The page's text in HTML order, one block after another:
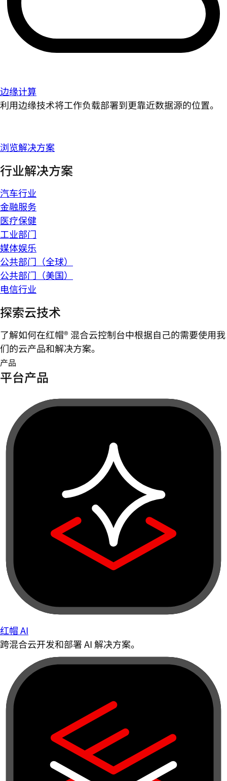
边缘计算
利用边缘技术将工作负载部署到更靠近数据源的位置。
浏览解决方案
行业解决方案
汽车行业
金融服务
医疗保健
工业部门
媒体娱乐
公共部门（全球）
公共部门（美国）
电信行业
探索云技术
了解如何在红帽® 混合云控制台中根据自己的需要使用我
们的云产品和解决方案。
产品
平台产品
红帽 AI
跨混合云开发和部署 AI 解决方案。